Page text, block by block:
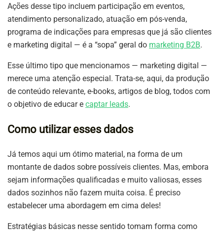
Ações desse tipo incluem participação em eventos,
atendimento personalizado, atuação em pós-venda,
programa de indicações para empresas que já são clientes
e marketing digital — é a “sopa” geral do marketing B2B.
Esse último tipo que mencionamos — marketing digital —
merece uma atenção especial. Trata-se, aqui, da produção
de conteúdo relevante, e-books, artigos de blog, todos com
o objetivo de educar e captar leads.
Como utilizar esses dados
Já temos aqui um ótimo material, na forma de um
montante de dados sobre possíveis clientes. Mas, embora
sejam informações qualificadas e muito valiosas, esses
dados sozinhos não fazem muita coisa. É preciso
estabelecer uma abordagem em cima deles!
Estratégias básicas nesse sentido tomam forma como